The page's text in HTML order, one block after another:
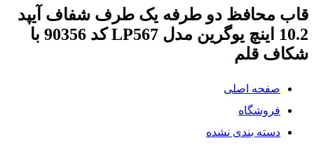
قاب محافظ دو طرفه یک طرف شفاف آیپد
10.2 اینچ یوگرین مدل LP567 کد 90356 با
شکاف قلم
صفحه اصلی
فروشگاه
دسته بندی نشده